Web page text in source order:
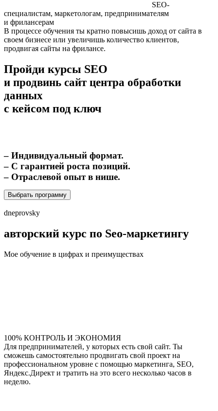
SEO-
специалистам, маркетологам, предпринимателям
и фрилансерам
В процессе обучения ты кратно повысишь доход от сайта в
своем бизнесе или увеличишь количество клиентов,
продвигая сайты на фрилансе.
Пройди курсы SEO
и продвинь сайт центра обработки
данных
с кейсом под ключ
– Индивидуальный формат.
– С гарантией роста позиций.
– Отраслевой опыт в нише.
Выбрать программу
dneprovsky
авторский курс по Seo-маркетингу
Мое обучение в цифрах и преимуществах
100% КОНТРОЛЬ И ЭКОНОМИЯ
Для предпринимателей, у которых есть свой сайт. Ты
сможешь самостоятельно продвигать свой проект на
профессиональном уровне с помощью маркетинга, SEO,
Яндекс.Директ и тратить на это всего несколько часов в
неделю.